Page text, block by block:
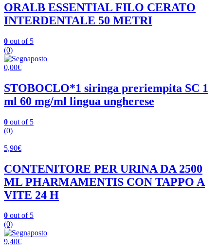
ORALB ESSENTIAL FILO CERATO
INTERDENTALE 50 METRI
0 out of 5
(0)
0,00€
STOBOCLO*1 siringa preriempita SC 1
ml 60 mg/ml lingua ungherese
0 out of 5
(0)
5,90€
CONTENITORE PER URINA DA 2500
ML PHARMAMENTIS CON TAPPO A
VITE 24 H
0 out of 5
(0)
9,40€